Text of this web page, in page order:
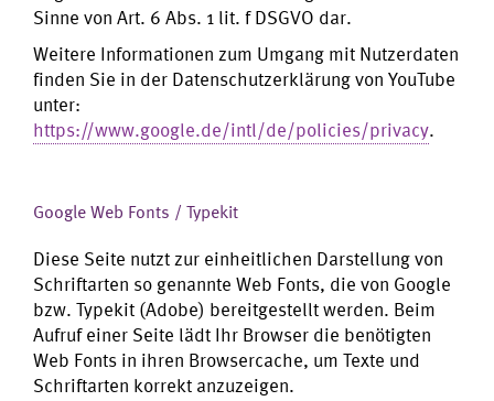
Sinne von Art. 6 Abs. 1 lit. f DSGVO dar.
Weitere Informationen zum Umgang mit Nutzerdaten
finden Sie in der Datenschutzerklärung von YouTube
unter:
https://www.google.de/intl/de/policies/privacy.
Google Web Fonts / Typekit
Diese Seite nutzt zur einheitlichen Darstellung von
Schriftarten so genannte Web Fonts, die von Google
bzw. Typekit (Adobe) bereitgestellt werden. Beim
Aufruf einer Seite lädt Ihr Browser die benötigten
Web Fonts in ihren Browsercache, um Texte und
Schriftarten korrekt anzuzeigen.